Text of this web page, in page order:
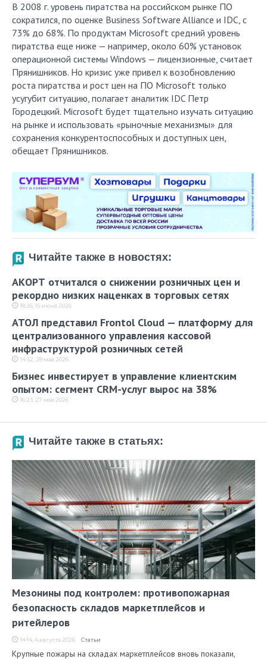
В 2008 г. уровень пиратства на российском рынке ПО
сократился, по оценке Business Software Alliance и IDC, c
73% до 68%. По продуктам Microsoft средний уровень
пиратства еще ниже — например, около 60% установок
операционной системы Windows — лицензионные, считает
Прянишников. Но кризис уже привел к возобновлению
роста пиратства и рост цен на ПО Microsoft только
усугубит ситуацию, полагает аналитик IDC Петр
Городецкий. Microsoft будет тщательно изучать ситуацию
на рынке и использовать «рыночные механизмы» для
сохранения конкурентоспособных и доступных цен,
обещает Прянишников.
Читайте также в новостях:
АКОРТ отчитался о снижении розничных цен и
рекордно низких наценках в торговых сетях
18:26, 15 июня 2026
АТОЛ представил Frontol Cloud — платформу для
централизованного управления кассовой
инфраструктурой розничных сетей
14:52, 28 мая 2026
Бизнес инвестирует в управление клиентским
опытом: сегмент CRM-услуг вырос на 38%
16:23, 27 мая 2026
Читайте также в статьях:
Мезонины под контролем: противопожарная
безопасность складов маркетплейсов и
ритейлеров
14:14, 4 августа 2026 Статьи
Крупные пожары на складах маркетплейсов вновь показали,